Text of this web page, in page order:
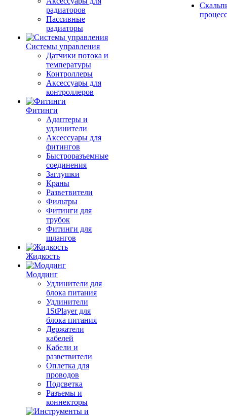
радиаторов
Пассивные
радиаторы
Системы управления
Датчики потока и
температуры
Контроллеры
Аксессуары для
контроллеров
Фитинги
Адаптеры и
удлинители
Аксессуары для
фитингов
Быстроразъемные
соединения
Заглушки
Краны
Разветвители
Фильтры
Фитинги для
трубок
Фитинги для
шлангов
Жидкость
Моддинг
Удлинители для
блока питания
Удлинители
1StPlayer для
блока питания
Держатели
кабелей
Кабели и
разветвители
Оплетка для
проводов
Подсветка
Разъемы и
коннекторы